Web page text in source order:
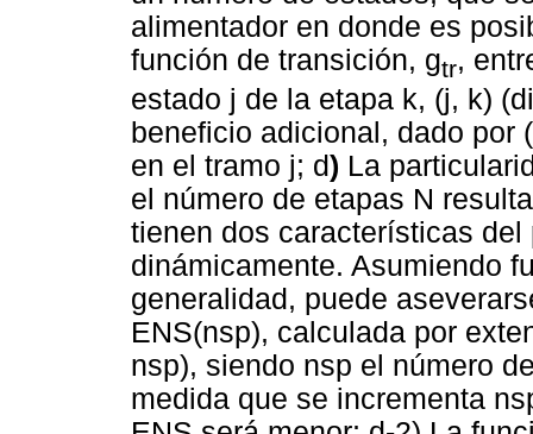
alimentador en donde es
función de transición, gtr,
estado j de la etapa k, (j, k)
beneficio adicional, dado por
en el tramo j; d) La
el número de etapas N
tienen dos características
dinámicamente. Asumiendo
generalidad, puede
ENS(nsp), calculada por
nsp), siendo nsp el número
medida que se incrementa